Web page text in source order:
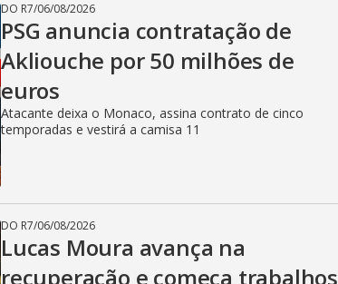
DO R7/06/08/2026
PSG anuncia contratação de
Akliouche por 50 milhões de
euros
Atacante deixa o Monaco, assina contrato de cinco
temporadas e vestirá a camisa 11
DO R7/06/08/2026
Lucas Moura avança na
recuperação e começa trabalhos